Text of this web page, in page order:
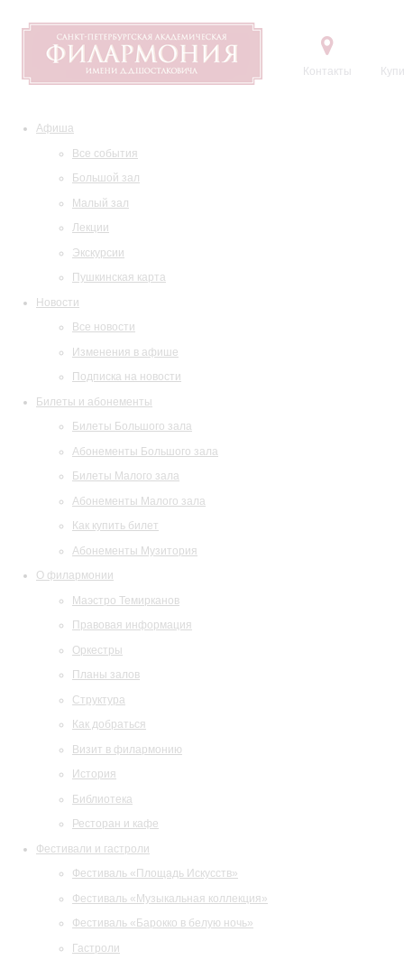
Контакты
Афиша
Все события
Большой зал
Малый зал
Лекции
Экскурсии
Пушкинская карта
Новости
Все новости
Изменения в афише
Подписка на новости
Билеты и абонементы
Билеты Большого зала
Абонементы Большого зала
Билеты Малого зала
Абонементы Малого зала
Как купить билет
Абонементы Музитория
О филармонии
Маэстро Темирканов
Правовая информация
Оркестры
Планы залов
Структура
Как добраться
Визит в филармонию
История
Библиотека
Ресторан и кафе
Фестивали и гастроли
Фестиваль «Площадь Искусств»
Фестиваль «Музыкальная коллекция»
Фестиваль «Барокко в белую ночь»
Гастроли